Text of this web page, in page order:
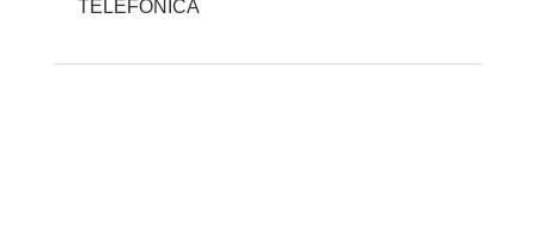
TELEFONICA